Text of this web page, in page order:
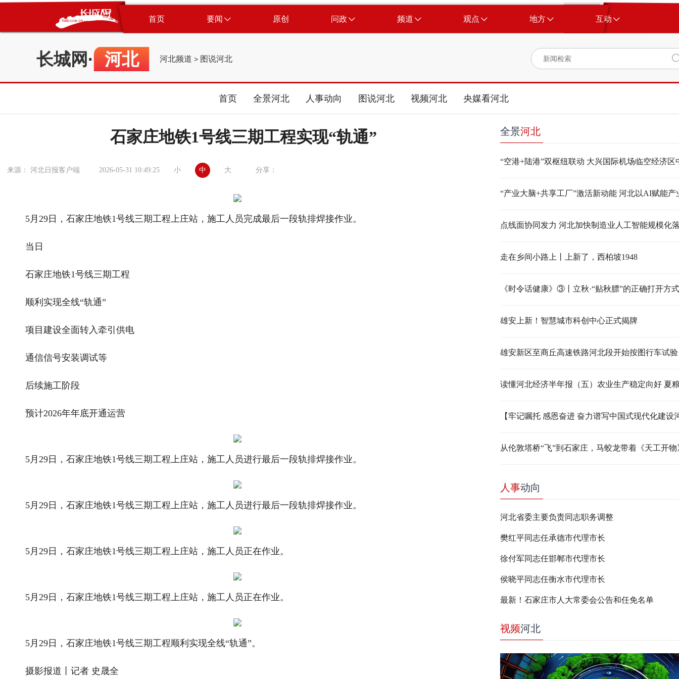
首页 要闻 原创 问政 频道 观点 地方 互动
长城网 · 河北 河北频道 > 图说河北
首页 全景河北 人事动向 图说河北 视频河北 央媒看河北
石家庄地铁1号线三期工程实现“轨通”
来源： 河北日报客户端 2026-05-31 10:49:25 小 中 大 分享：
5月29日，石家庄地铁1号线三期工程上庄站，施工人员完成最后一段轨排焊接作业。
当日
石家庄地铁1号线三期工程
顺利实现全线“轨通”
项目建设全面转入牵引供电
通信信号安装调试等
后续施工阶段
预计2026年年底开通运营
5月29日，石家庄地铁1号线三期工程上庄站，施工人员进行最后一段轨排焊接作业。
5月29日，石家庄地铁1号线三期工程上庄站，施工人员进行最后一段轨排焊接作业。
5月29日，石家庄地铁1号线三期工程上庄站，施工人员正在作业。
5月29日，石家庄地铁1号线三期工程上庄站，施工人员正在作业。
5月29日，石家庄地铁1号线三期工程顺利实现全线“轨通”。
摄影报道丨记者 史晟全
全景河北
点线面协同发力 河北加快制造业人工智能规模化
走在乡间小路上丨上新了，西柏坡1948
《时令话健康》③丨立秋·“贴秋膘”的正确打开方式
雄安上新！智慧城市科创中心正式揭牌
雄安新区至商丘高速铁路河北段开始按图行车试验
从伦敦塔桥“飞”到石家庄，马蛟龙带着《天工开
人事动向
河北省委主要负责同志职务调整
樊红平同志任承德市代理市长
徐付军同志任邯郸市代理市长
侯晓平同志任衡水市代理市长
最新！石家庄市人大常委会公告和任免名单
视频河北